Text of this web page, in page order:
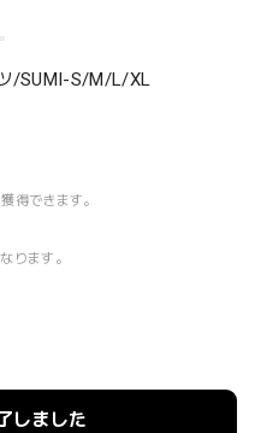
/SUMI-S/M/L/XL
得できます。
ります。
しました